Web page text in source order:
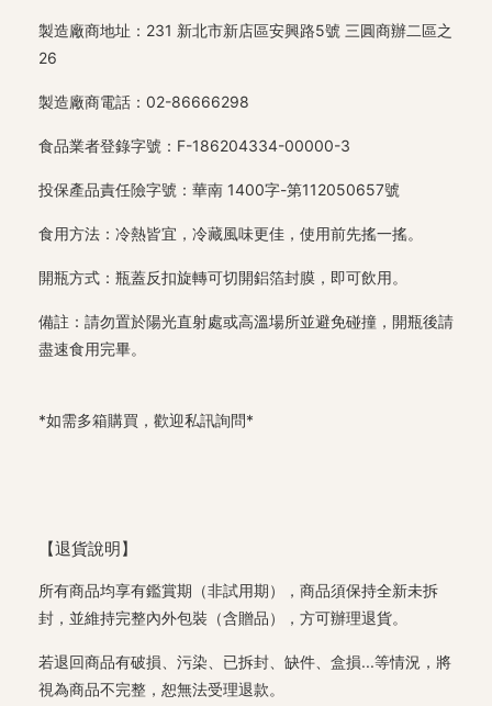
製造廠商地址：231 新北市新店區安興路5號 三圓商辦二區之
26
製造廠商電話：02-86666298
食品業者登錄字號：F-186204334-00000-3
投保產品責任險字號：華南 1400字-第112050657號
食用方法：冷熱皆宜，冷藏風味更佳，使用前先搖一搖。
開瓶方式：瓶蓋反扣旋轉可切開鋁箔封膜，即可飲用。
備註：請勿置於陽光直射處或高溫場所並避免碰撞，開瓶後請
盡速食用完畢。
*如需多箱購買，歡迎私訊詢問*
【退貨說明】
所有商品均享有鑑賞期（非試用期），商品須保持全新未拆
封，並維持完整內外包裝（含贈品），方可辦理退貨。
若退回商品有破損、污染、已拆封、缺件、盒損...等情況，將
視為商品不完整，恕無法受理退款。